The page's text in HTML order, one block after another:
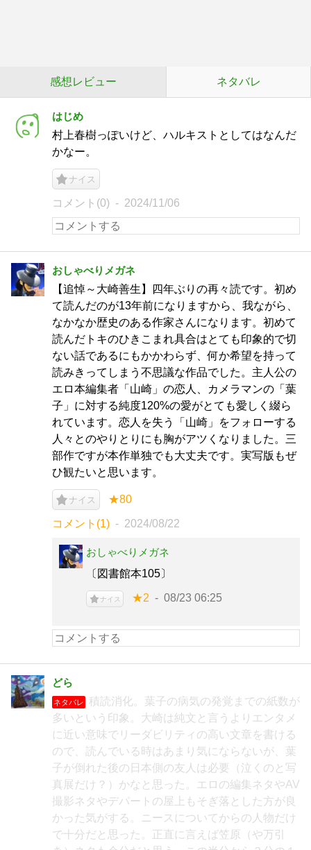
感想レビュー ネタバレ
はじめ
村上春樹っぽいけど、ハルキストとしてはなんだ
かなー。
ナイス
コメント(0) 2024/11/06
おしゃべりメガネ
【追悼～大崎善生】四年ぶりの再々読です。初め
て読んだのが13年前になりますから、我ながら、
なかなか歴史のある作家さんになります。初めて
読んだトキのひきこまれ具合はとても印象的で切
ない話であるにもかかわらず、何か希望を持って
読みきってしまう不思議な作品でした。主人公の
エロ本編集者「山崎」の恋人、カメラマンの「葉
子」に対する純度120%の愛がとても愛しく綴ら
れています。恋人を失う「山崎」をフォローする
人々とのやりとりにも胸がアツくなりました。三
部作ですが本作単独でも大丈夫です。実写版もぜ
ひ観たいと思います。
ナイス ★80
コメント(1) 2024/08/22
おしゃべりメガネ
〔図書館本105〕
ナイス ★2 08/23 06:25
どら
ネタバレ
積読消化。葉子の病気の発覚までの紙数が
多いという印象。大崎は純文と言うよりエンタメ
に近い意味でリーダビリティの高い文章を書ける
ので、読んでいる時はあまり気にならないが、葉
子が倒れた後の日本側の友人は必要（泣くのと写
真展だけ？）かなと思った。エロの編集ネタやAV
撮影ネタやデパートの屋上もそぎ落とした方が良
かった気がする。ニースについてからの人物だけ
で十分だと思った。正直に言えば笠原（や万引